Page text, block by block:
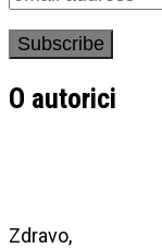
O autorici
Zdravo,